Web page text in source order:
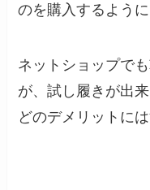
のを購入するように
ネットショップで
が、試し履きが出
どのデメリットに